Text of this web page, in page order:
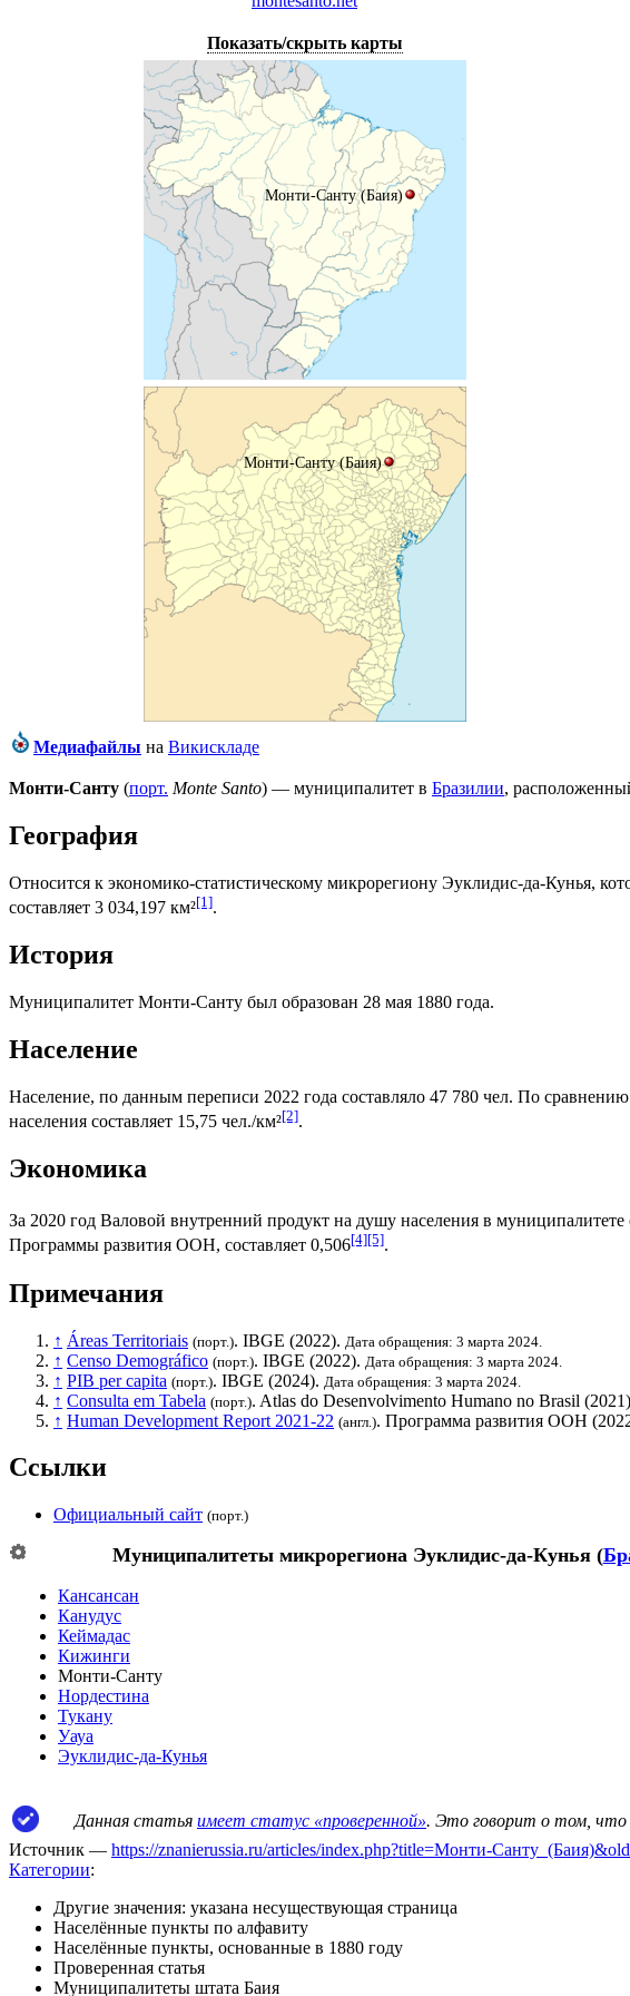
Показать/скрыть карты
Монти-Санту (Баия)
Монти-Санту (Баия)
Медиафайлы на Викискладе
Монти-Санту (порт. Monte Santo) — муниципалитет в Бразилии,
География
Относится к экономико-статистическому микрорегиону Эуклидис-да-Кунья,
составляет 3 034,197 км²[1].
История
Муниципалитет Монти-Санту был образован 28 мая 1880 года.
Население
Население, по данным переписи 2022 года составляло 47 780 чел. По
населения составляет 15,75 чел./км²[2].
Экономика
За 2020 год Валовой внутренний продукт на душу населения в муниципалитете
Программы развития ООН, составляет 0,506[4][5].
Примечания
↑ Áreas Territoriais (порт.). IBGE (2022). Дата обращения: 3 марта 2024.
↑ Censo Demográfico (порт.). IBGE (2022). Дата обращения: 3 марта 2024.
↑ PIB per capita (порт.). IBGE (2024). Дата обращения: 3 марта 2024.
↑ Consulta em Tabela (порт.). Atlas do Desenvolvimento Humano no Brasil
↑ Human Development Report 2021-22 (англ.). Программа развития ООН
Ссылки
Официальный сайт (порт.)
Муниципалитеты микрорегиона Эуклидис-да-Кунья(
Кансансан
Канудус
Кеймадас
Кижинги
Монти-Санту
Нордестина
Тукану
Уауа
Эуклидис-да-Кунья
Данная статья имеет статус «проверенной». Это говорит о том, что
Источник — https://znanierussia.ru/articles/index.php?title=Монти-
Категории:
Другие значения: указана несуществующая страница
Населённые пункты по алфавиту
Населённые пункты, основанные в 1880 году
Проверенная статья
Муниципалитеты штата Баия